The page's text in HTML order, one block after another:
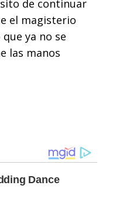
de continuar
el magisterio
ya no se
las manos